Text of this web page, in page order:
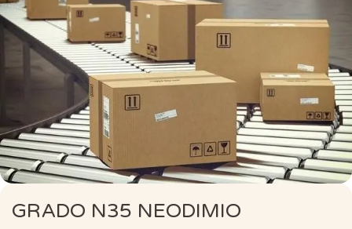
GRADO N35 NEODIMIO